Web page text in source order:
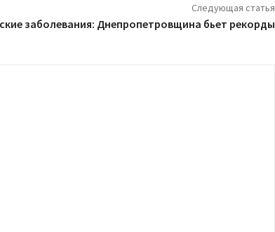
Следующая статья
заболевания: Днепропетровщина бьет рекорды